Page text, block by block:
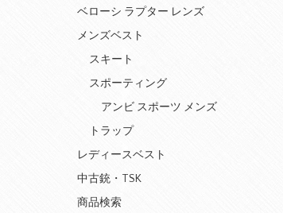
ベローシ ラプター レンズ
メンズベスト
スキート
スポーティング
アンビ スポーツ メンズ
トラップ
レディースベスト
中古銃・TSK
商品検索